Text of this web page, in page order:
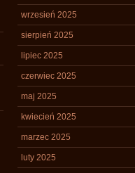
wrzesień 2025
sierpień 2025
lipiec 2025
czerwiec 2025
maj 2025
kwiecień 2025
marzec 2025
luty 2025